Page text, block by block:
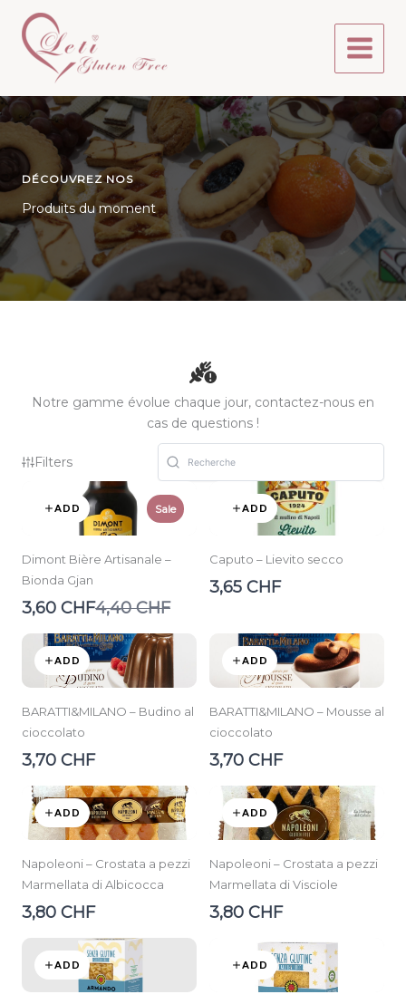
contenu
DÉCOUVREZ NOS
Produits du moment
Notre gamme évolue chaque jour, contactez-nous en
cas de questions !
Filters
ADD Sale
Dimont Bière Artisanale –
Bionda Gjan
3,60 CHFCompare
4,40 CHF
ADD
Caputo – Lievito secco
3,65 CHF
ADD
BARATTI&MILANO – Budino al
cioccolato
3,70 CHF
ADD
BARATTI&MILANO – Mousse al
cioccolato
3,70 CHF
ADD
Napoleoni – Crostata a pezzi
Marmellata di Albicocca
3,80 CHF
ADD
Napoleoni – Crostata a pezzi
Marmellata di Visciole
3,80 CHF
ADD ADD